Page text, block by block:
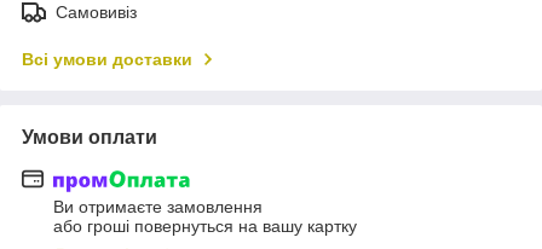
Самовивіз
Всі умови доставки
Умови оплати
Ви отримаєте замовлення
або гроші повернуться на вашу картку